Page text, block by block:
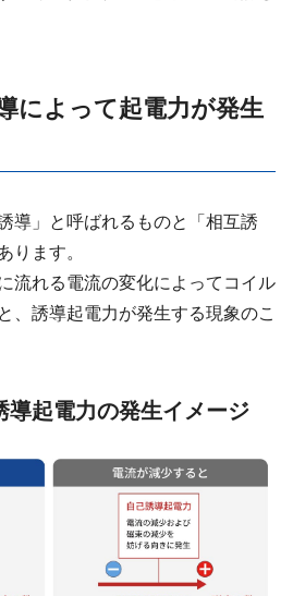
によって起電力が発生
導」と呼ばれるものと「相互誘
ります。
流れる電流の変化によってコイル
、誘導起電力が発生する現象のこ
導起電力の発生イメージ